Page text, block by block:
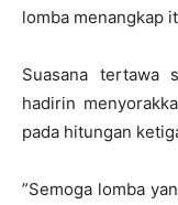
lomba menangkap
Suasana tertawa
hadirin
pada hitungan
”Semoga lomba